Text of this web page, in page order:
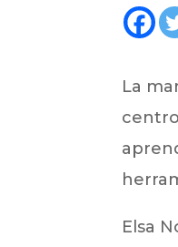
La
Elsa